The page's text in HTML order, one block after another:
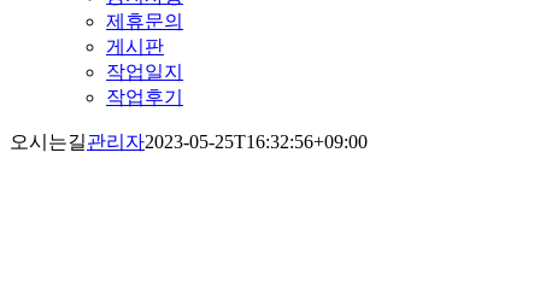
제휴문의
게시판
작업일지
작업후기
오시는길관리자2023-05-25T16:32:56+09:00